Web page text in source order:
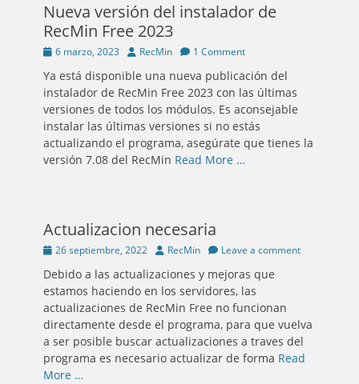
Nueva versión del instalador de
RecMin Free 2023
Posted
6 marzo, 2023 Author
RecMin 1 Comment
Ya está disponible una nueva publicación del
instalador de RecMin Free 2023 con las últimas
versiones de todos los módulos. Es aconsejable
instalar las últimas versiones si no estás
actualizando el programa, asegúrate que tienes la
versión 7.08 del RecMin Read More …
Actualizacion necesaria
Posted
26 septiembre, 2022 Author
RecMin Leave a comment
Debido a las actualizaciones y mejoras que
estamos haciendo en los servidores, las
actualizaciones de RecMin Free no funcionan
directamente desde el programa, para que vuelva
a ser posible buscar actualizaciones a traves del
programa es necesario actualizar de forma Read
More …